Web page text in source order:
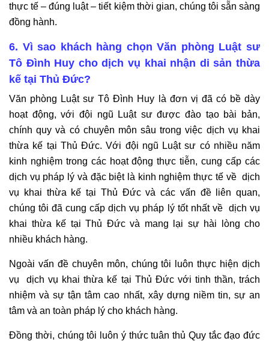
thực tế – đúng luật – tiết kiệm thời gian, chúng tôi sẵn sàng
đồng hành.
6. Vì sao khách hàng chọn Văn phòng Luật sư
Tô Đình Huy cho dịch vụ khai nhận di sản thừa
kế tại Thủ Đức?
Văn phòng Luật sư Tô Đình Huy là đơn vị đã có bề dày
hoạt động, với đội ngũ Luật sư được đào tạo bài bản,
chính quy và có chuyên môn sâu trong việc dịch vụ khai
thừa kế tại Thủ Đức. Với đội ngũ Luật sư có nhiều năm
kinh nghiệm trong các hoạt động thực tiễn, cung cấp các
dịch vụ pháp lý và đặc biệt là kinh nghiệm thực tế về dịch
vụ khai thừa kế tại Thủ Đức và các vấn đề liên quan,
chúng tôi đã cung cấp dịch vụ pháp lý tốt nhất về dịch vụ
khai thừa kế tại Thủ Đức và mang lại sự hài lòng cho
nhiều khách hàng.
Ngoài vấn đề chuyên môn, chúng tôi luôn thực hiện dịch
vụ dịch vụ khai thừa kế tại Thủ Đức với tinh thần, trách
nhiệm và sự tận tâm cao nhất, xây dựng niềm tin, sự an
tâm và an toàn pháp lý cho khách hàng.
Đồng thời, chúng tôi luôn ý thức tuân thủ Quy tắc đạo đức